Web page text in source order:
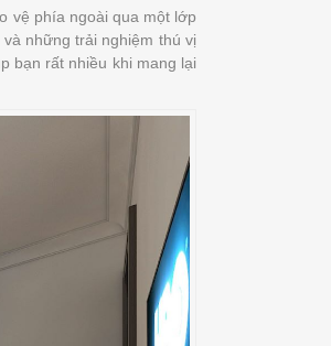
vệ phía ngoài qua một lớp
những trải nghiệm thú vị
bạn rất nhiều khi mang lại